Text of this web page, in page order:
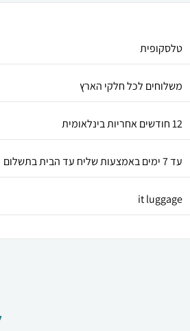
טלסקופית
משלוחים לכל חלקי הארץ
12 חודשים אחריות בינלאומית
עד 7 ימים באמצעות שליח עד הבית בתשלום
it luggage